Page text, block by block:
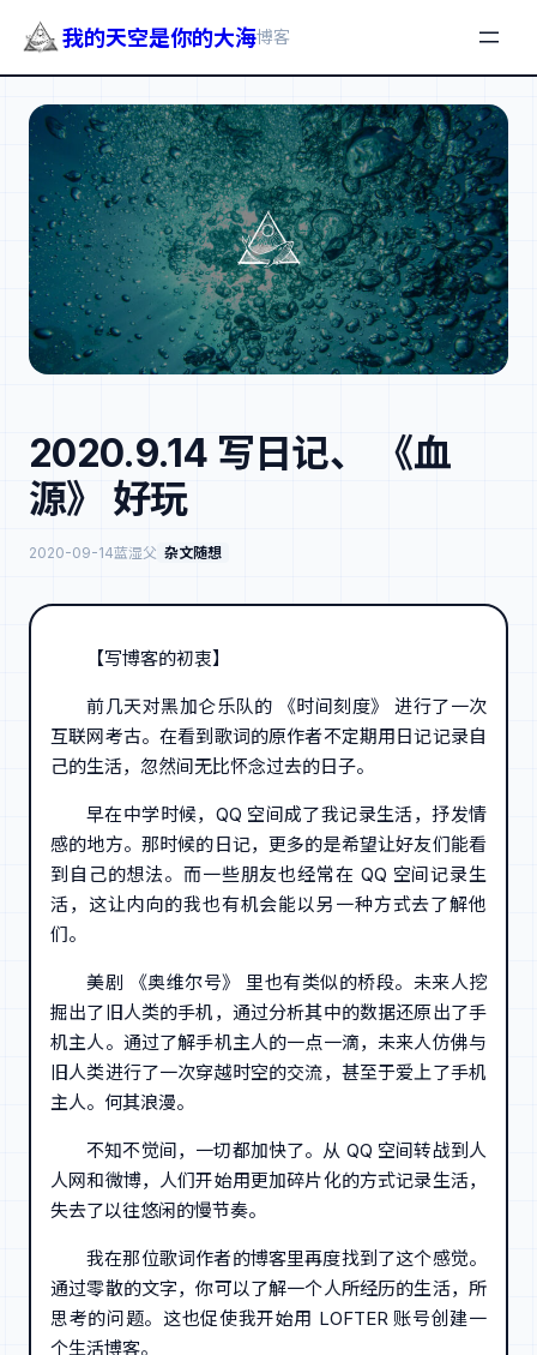
我的天空是你的大海博客
2020.9.14 写日记、 《血
源》 好玩
2020-09-14蓝湿父 杂文随想
【写博客的初衷】
前几天对黑加仑乐队的 《时间刻度》 进行了一次
互联网考古。在看到歌词的原作者不定期用日记记录自
己的生活，忽然间无比怀念过去的日子。
早在中学时候，QQ 空间成了我记录生活，抒发情
感的地方。那时候的日记，更多的是希望让好友们能看
到自己的想法。而一些朋友也经常在 QQ 空间记录生
活，这让内向的我也有机会能以另一种方式去了解他
们。
美剧 《奥维尔号》 里也有类似的桥段。未来人挖
掘出了旧人类的手机，通过分析其中的数据还原出了手
机主人。通过了解手机主人的一点一滴，未来人仿佛与
旧人类进行了一次穿越时空的交流，甚至于爱上了手机
主人。何其浪漫。
不知不觉间，一切都加快了。从 QQ 空间转战到人
人网和微博，人们开始用更加碎片化的方式记录生活，
失去了以往悠闲的慢节奏。
我在那位歌词作者的博客里再度找到了这个感觉。
通过零散的文字，你可以了解一个人所经历的生活，所
思考的问题。这也促使我开始用 LOFTER 账号创建一
个生活博客。